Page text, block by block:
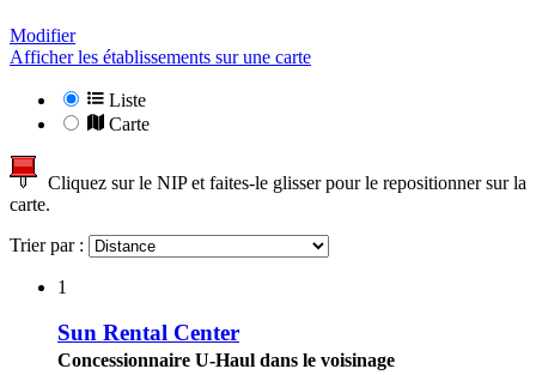
Modifier
Afficher les établissements sur une carte
Liste
Carte
Cliquez sur le NIP et faites-le glisser pour le repositionner sur la
carte.
Trier par :
1
Sun Rental Center
Concessionnaire U-Haul dans le voisinage